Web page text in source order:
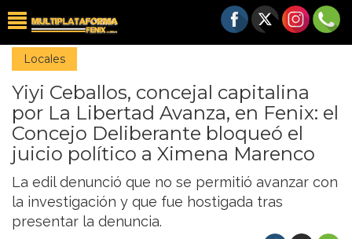
Locales
Yiyi Ceballos, concejal capitalina
por La Libertad Avanza, en Fenix: el
Concejo Deliberante bloqueó el
juicio político a Ximena Marenco
La edil denunció que no se permitió avanzar con
la investigación y que fue hostigada tras
presentar la denuncia.